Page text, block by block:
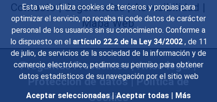
Esta web utiliza cookies de terceros y propias para
optimizar el servicio, no recaba ni cede datos de carácter
personal de los usuarios sin su conocimiento. Conforme a
lo dispuesto en el artículo 22.2 de la Ley 34/2002 , de 11
de julio, de servicios de la sociedad de la información y de
comercio electrónico, pedimos su permiso para obtener
datos estadísticos de su navegación por el sitio web
Aceptar seleccionadas | Aceptar todas | Más
Contacto|Sugerencias|Accesibilidad |
Mapa Web
Preguntas Frecuentes|Aviso legal|
Protección de datos|Política de
Cookies